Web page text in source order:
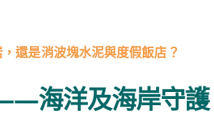
還是消波塊水泥與度假飯店？
海洋及海岸守護